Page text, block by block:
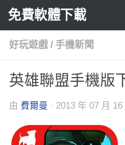
Skip to content
免費軟體下載
好玩遊戲 / 手機新聞
英雄聯盟手機版
由 費爾曼 · 2013 年 07 月 16